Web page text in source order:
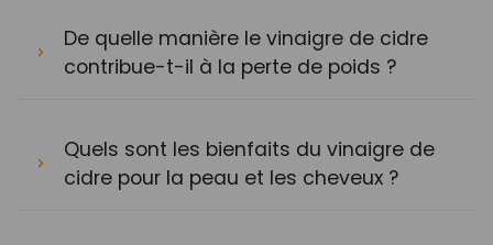
De quelle manière le vinaigre de cidre
contribue-t-il à la perte de poids ?
Quels sont les bienfaits du vinaigre de
cidre pour la peau et les cheveux ?